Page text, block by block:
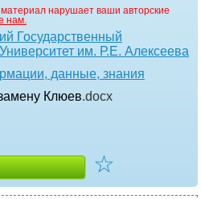
нарушает ваши авторские
нам.
Государственный
им. Р.Е. Алексеева
данные, знания
Клюев.docx
☆